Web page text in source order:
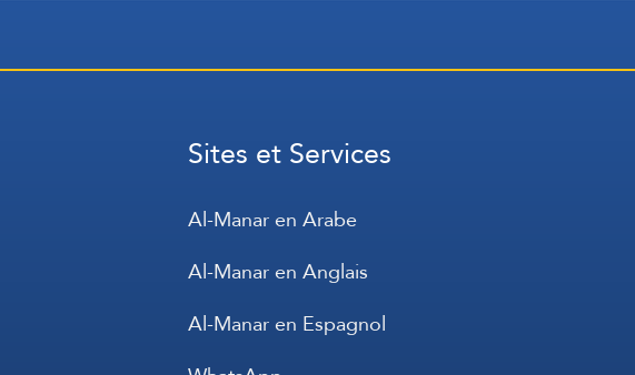
Sites et Services
Al-Manar en Arabe
Al-Manar en Anglais
Al-Manar en Espagnol